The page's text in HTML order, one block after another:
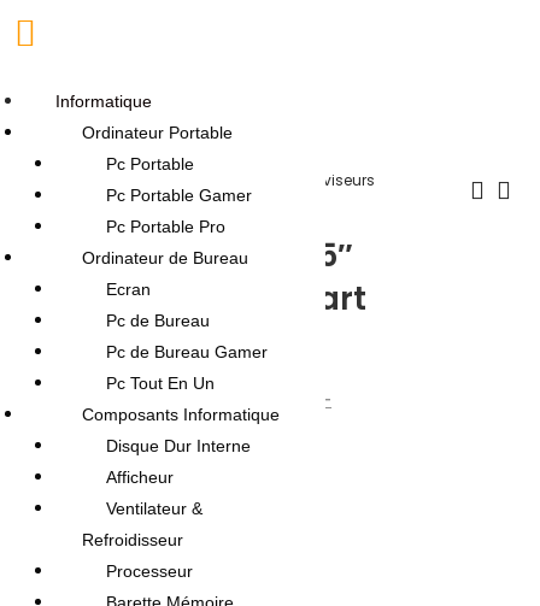
Téléviseurs
TV Maxwell MG60 55″
4k QLED Google Smart
Tv Noir
1,499.000DT 1,679.000 DT
Rupture de stock
Informatique
Ordinateur Portable
Pc Portable
Pc Portable Gamer
Pc Portable Pro
Ordinateur de Bureau
Ecran
Pc de Bureau
Pc de Bureau Gamer
Pc Tout En Un
Composants Informatique
Disque Dur Interne
Afficheur
Ventilateur &
Refroidisseur
Processeur